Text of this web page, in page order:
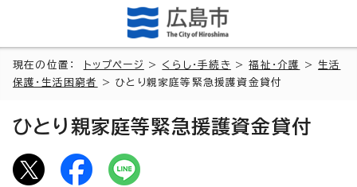
現在の位置： トップページ > くらし・手続き >福祉・介護 >生活
保護・生活困窮者
> ひとり親家庭等緊急援護資金貸付
ひとり親家庭等緊急援護資金貸付